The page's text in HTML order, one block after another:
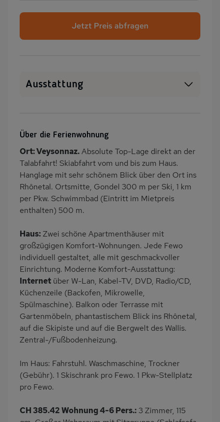
Jetzt Preis abfragen
Ausstattung
Terrasse
Dusche/WC
Küche
Herd (4 Kochfelder)
Backofen
Geschirrspülmaschine
Kühlschrank
Mikrowelle
Panoramablick
Babybett
Kinderhochstuhl
Nichtraucher
Haustiere/Hund
verboten
Badewanne/WC
Internet
Terrassenmöbel
Zusätzliches Badezimmer
Kaffeemaschine
Bergblick
Bettwäsche mietbar
Handtücher mietbar
Über die Ferienwohnung
Ort: Veysonnaz.Absolute Top-Lage direkt an der
Talabfahrt! Skiabfahrt vom und bis zum Haus.
Hanglage mit sehr schönem Blick über den Ort ins
Rhônetal. Ortsmitte, Gondel 300 m per Ski, 1 km
per Pkw. Schwimmbad (Eintritt im Mietpreis
enthalten) 500 m.
Haus:Zwei schöne Apartmenthäuser mit
großzügigen Komfort-Wohnungen. Jede Fewo
individuell gestaltet, alle mit geschmackvoller
Einrichtung. Moderne Komfort-Ausstattung:
Internet über W-Lan, Kabel-TV, DVD, Radio/CD,
Küchenzeile (Backofen, Mikrowelle,
Spülmaschine). Balkon oder Terrasse mit
Gartenmöbeln, phantastischem Blick ins Rhônetal,
auf die Skipiste und auf die Bergwelt des Wallis.
Zentral-/Fußbodenheizung.
Im Haus: Fahrstuhl. Waschmaschine, Trockner
(Gebühr). 1 Skischrank pro Fewo. 1 Pkw-Stellplatz
pro Fewo.
CH 385.42 Wohnung 4-6 Pers.: 3 Zimmer, 115